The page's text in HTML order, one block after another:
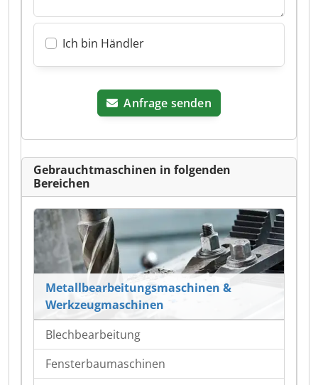
Ich bin Händler
Anfrage senden
Gebrauchtmaschinen in folgenden
Bereichen
Metallbearbeitungsmaschinen &
Werkzeugmaschinen
Blechbearbeitung
Fensterbaumaschinen